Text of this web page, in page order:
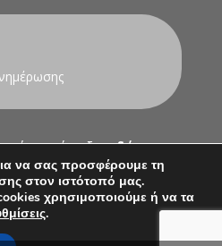
της σύνταξηςεδώ
Πολιτική Απορρήτου
να σας προσφέρουμε τη
στον ιστότοπό μας.
χρησιμοποιούμε ή να τα
.